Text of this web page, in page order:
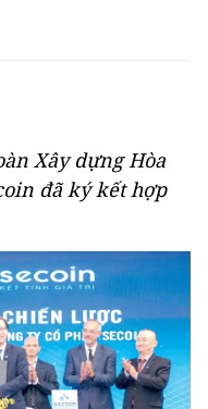
Xây dựng Hòa
đã ký kết hợp